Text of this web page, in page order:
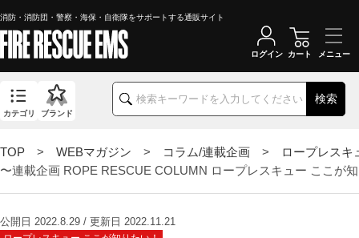
消防・消防団・警察・海保・自衛隊をサポートする通販サイト
検索
カテゴリ ブランド
ログイン カート
TOP > WEBマガジン > コラム/連載企画 >
ロープレスキ
〜連載企画 ROPE RESCUE COLUMN ロープレスキュー ここが
公開日 2022.8.29 / 更新日 2022.11.21